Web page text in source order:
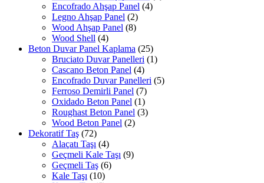
Encofrado Ahşap Panel (4)
Legno Ahşap Panel (2)
Wood Ahşap Panel (8)
Wood Shell (4)
Beton Duvar Panel Kaplama (25)
Bruciato Duvar Panelleri (1)
Cascano Beton Panel (4)
Encofrado Duvar Panelleri (5)
Ferroso Demirli Panel (7)
Oxidado Beton Panel (1)
Roughast Beton Panel (3)
Wood Beton Panel (2)
Dekoratif Taş (72)
Alaçatı Taşı (4)
Geçmeli Kale Taşı (9)
Geçmeli Taş (6)
Kale Taşı (10)